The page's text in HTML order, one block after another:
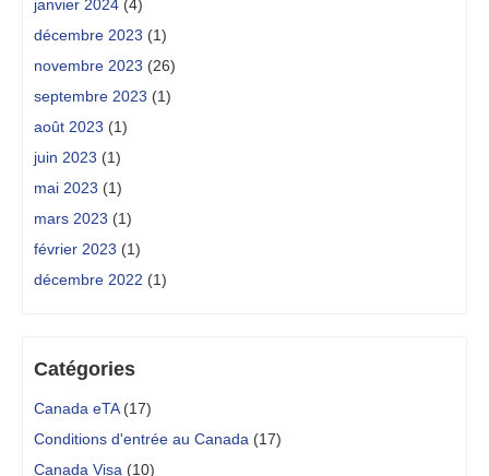
janvier 2024 (4)
décembre 2023 (1)
novembre 2023 (26)
septembre 2023 (1)
août 2023 (1)
juin 2023 (1)
mai 2023 (1)
mars 2023 (1)
février 2023 (1)
décembre 2022 (1)
Catégories
Canada eTA(17)
Conditions d'entrée au Canada (17)
Canada Visa (10)